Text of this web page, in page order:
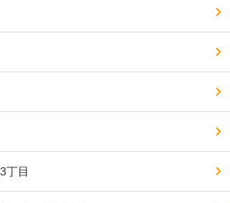
点、気になる点
定されていますが、徒歩ですぐの
、買い物には困ることは無いと思
ンの飲み屋等がたくさんある訳で
やっているような飲食店やファス
スなどは揃っているので困ること
丁目